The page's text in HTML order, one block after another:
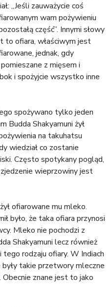
„Jeśli zauważycie coś
wam pożywieniu
część”. Innymi słowy
to ofiara, właściwym jest
jednak, gdy
z mięsem i
i spożyjcie wszystko inne
spożywano tylko jeden
Budda Shakyamuni żył
na takuhatsu
wiedział co zostanie
Często spotykany pogląd,
wieprzowiny jest
ofiarowane mu mleko.
było, że taka ofiara przynosi
Mleko nie pochodzi z
Shakyamuni lecz również
rodzaju ofiary. W Indiach
takie przetwory mleczne
. Obecnie znane jest to jako